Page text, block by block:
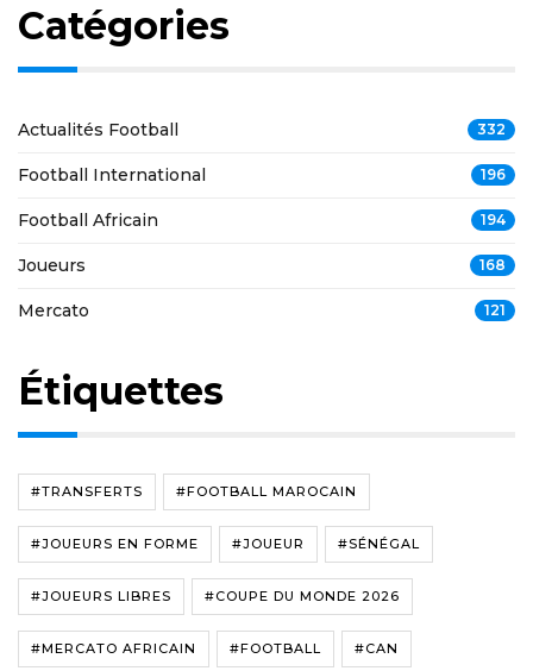
Catégories
Actualités Football 332
Football International 196
Football Africain 194
Joueurs 168
Mercato 121
Étiquettes
#TRANSFERTS #FOOTBALL MAROCAIN
#JOUEURS EN FORME #JOUEUR #SÉNÉGAL
#JOUEURS LIBRES #COUPE DU MONDE 2026
#MERCATO AFRICAIN #FOOTBALL #CAN